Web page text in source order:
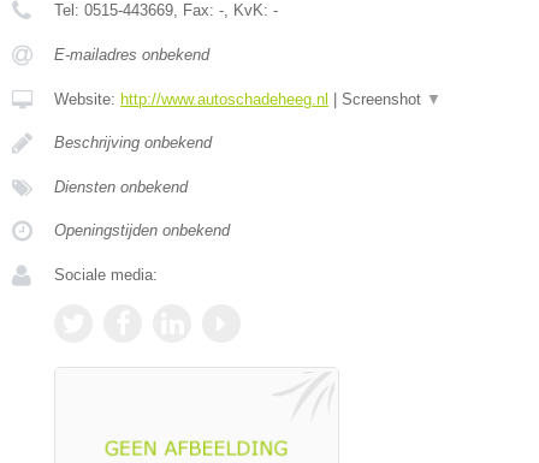
Tel: 0515-443669, Fax: -, KvK: -
E-mailadres onbekend
Website: http://www.autoschadeheeg.nl Screenshot ▼
Beschrijving onbekend
Diensten onbekend
Openingstijden onbekend
Sociale media: